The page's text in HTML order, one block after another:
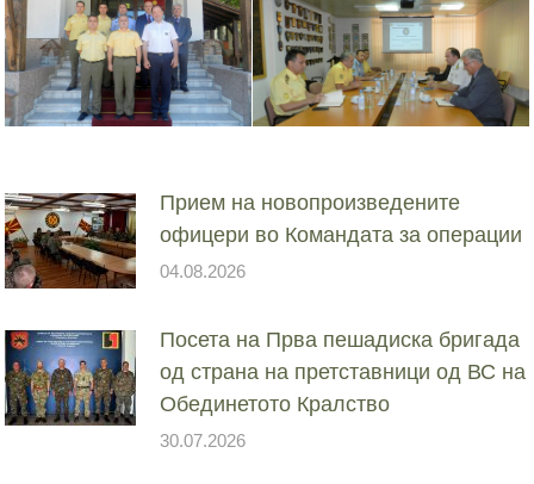
Прием на новопроизведените
офицери во Командата за операции
04.08.2026
Посета на Прва пешадиска бригада
од страна на претставници од ВС на
Обединетото Кралство
30.07.2026